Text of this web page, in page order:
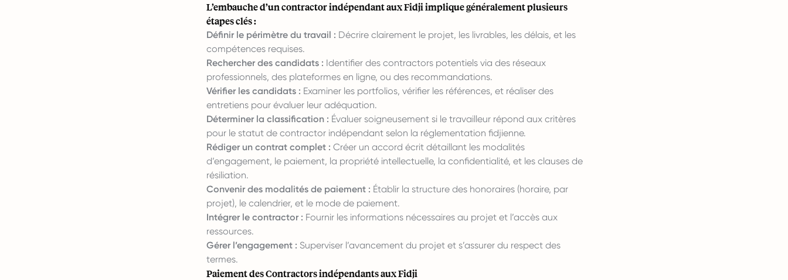
L’embauche d’un contractor indépendant aux Fidji implique généralement plusieurs
étapes clés :
Définir le périmètre du travail : Décrire clairement le projet, les livrables, les délais, et les
compétences requises.
Rechercher des candidats : Identifier des contractors potentiels via des réseaux
professionnels, des plateformes en ligne, ou des recommandations.
Vérifier les candidats : Examiner les portfolios, vérifier les références, et réaliser des
entretiens pour évaluer leur adéquation.
Déterminer la classification : Évaluer soigneusement si le travailleur répond aux critères
pour le statut de contractor indépendant selon la réglementation fidjienne.
Rédiger un contrat complet : Créer un accord écrit détaillant les modalités
d’engagement, le paiement, la propriété intellectuelle, la confidentialité, et les clauses de
résiliation.
Convenir des modalités de paiement : Établir la structure des honoraires (horaire, par
projet), le calendrier, et le mode de paiement.
Intégrer le contractor : Fournir les informations nécessaires au projet et l’accès aux
ressources.
Gérer l’engagement : Superviser l’avancement du projet et s’assurer du respect des
termes.
Paiement des Contractors indépendants aux Fidji